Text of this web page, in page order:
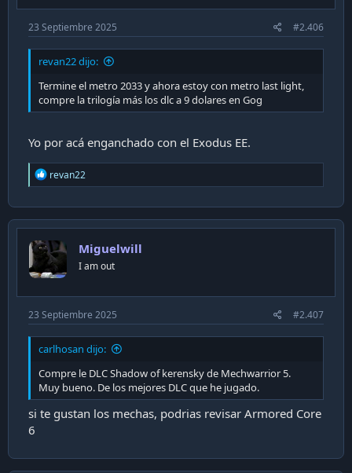
23 Septiembre 2025 #2.406
revan22 dijo:
Termine el metro 2033 y ahora estoy con metro last light,
compre la trilogía más los dlc a 9 dolares en Gog
Yo por acá enganchado con el Exodus EE.
R
e
c
t
o
n
s
revan22
Miguelwill
I am out
23 Septiembre 2025 #2.407
carlhosan dijo:
Compre le DLC Shadow of kerensky de Mechwarrior 5.
Muy bueno. De los mejores DLC que he jugado.
si te gustan los mechas, podrias revisar Armored Core
6